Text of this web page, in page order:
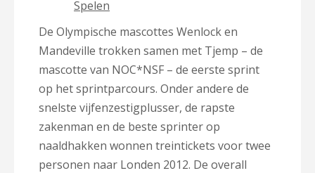
Spelen
De Olympische mascottes Wenlock en
Mandeville trokken samen met Tjemp – de
mascotte van NOC*NSF – de eerste sprint
op het sprintparcours. Onder andere de
snelste vijfenzestigplusser, de rapste
zakenman en de beste sprinter op
naaldhakken wonnen treintickets voor twee
personen naar Londen 2012. De overall